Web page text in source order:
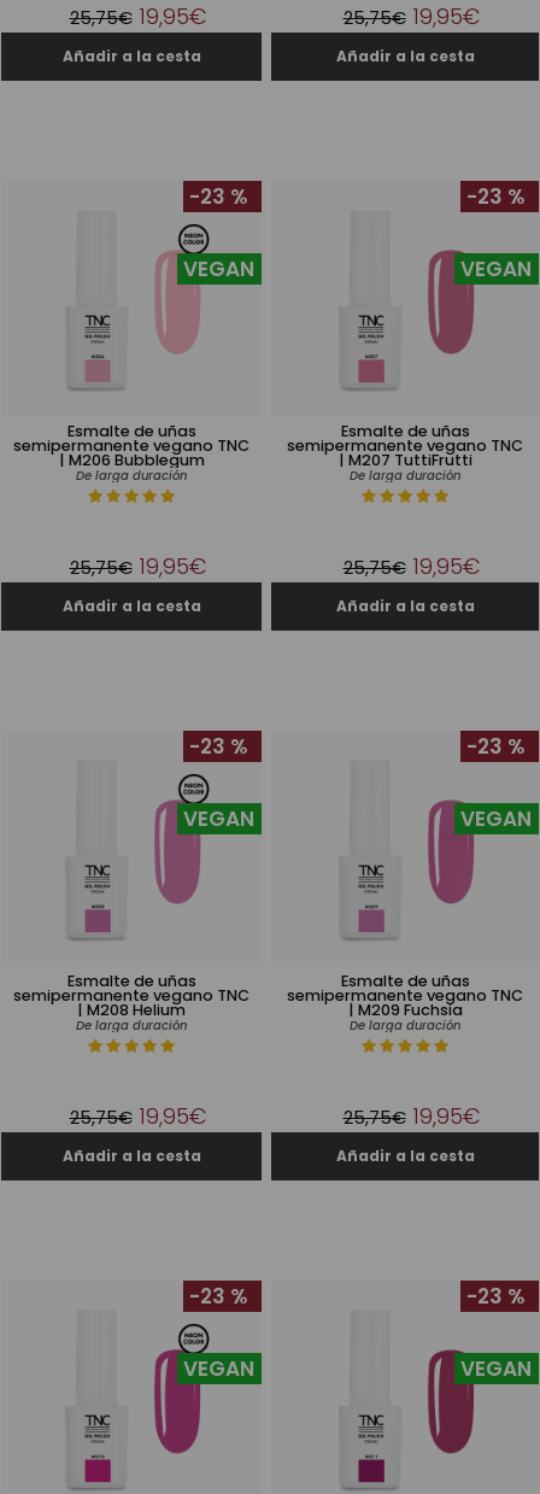
25,75€ 19,95€ 25,75€ 19,95€
Esmalte de uñas
semipermanente vegano TNC
| M206 Bubblegum
De larga duración
VEGAN
-23 %
25,75€ 19,95€
Esmalte de uñas
semipermanente vegano TNC
| M207 TuttiFrutti
De larga duración
VEGAN
-23 %
25,75€ 19,95€
Esmalte de uñas
semipermanente vegano TNC
| M208 Helium
De larga duración
VEGAN
-23 %
25,75€ 19,95€
Esmalte de uñas
semipermanente vegano TNC
| M209 Fuchsia
De larga duración
VEGAN
-23 %
25,75€ 19,95€
VEGAN
-23 %
VEGAN
-23 %